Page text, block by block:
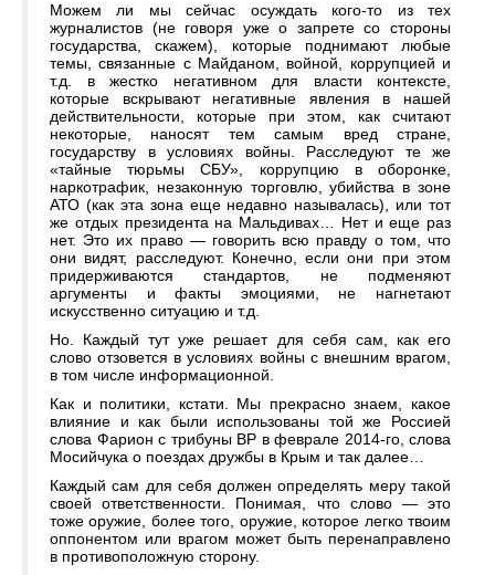
Можем ли мы сейчас осуждать кого-то из тех
журналистов (не говоря уже о запрете со стороны
государства, скажем), которые поднимают любые
темы, связанные с Майданом, войной, коррупцией и
т.д. в жестко негативном для власти контексте,
которые вскрывают негативные явления в нашей
действительности, которые при этом, как считают
некоторые, наносят тем самым вред стране,
государству в условиях войны. Расследуют те же
«тайные тюрьмы СБУ», коррупцию в оборонке,
наркотрафик, незаконную торговлю, убийства в зоне
АТО (как эта зона еще недавно называлась), или тот
же отдых президента на Мальдивах… Нет и еще раз
нет. Это их право — говорить всю правду о том, что
они видят, расследуют. Конечно, если они при этом
придерживаются стандартов, не подменяют
аргументы и факты эмоциями, не нагнетают
искусственно ситуацию и т.д.
Но. Каждый тут уже решает для себя сам, как его
слово отзовется в условиях войны с внешним врагом,
в том числе информационной.
Как и политики, кстати. Мы прекрасно знаем, какое
влияние и как были использованы той же Россией
слова Фарион с трибуны ВР в феврале 2014-го, слова
Мосийчука о поездах дружбы в Крым и так далее…
Каждый сам для себя должен определять меру такой
своей ответственности. Понимая, что слово — это
тоже оружие, более того, оружие, которое легко твоим
оппонентом или врагом может быть перенаправлено
в противоположную сторону.